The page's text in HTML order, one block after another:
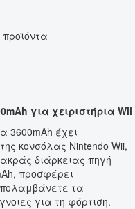
για χειριστήρια Wii
3600mAh έχει
κονσόλας Nintendo Wii,
διάρκειας πηγή
προσφέρει
τα
για τη φόρτιση.